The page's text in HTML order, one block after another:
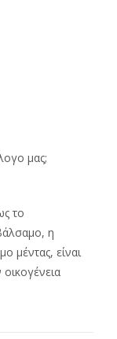
μας;
το
η
μέντας, είναι